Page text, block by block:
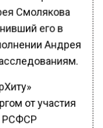
Смолякова
его в
Андрея
от участия
РСФСР